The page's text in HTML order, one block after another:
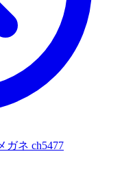
ガネ ch5477